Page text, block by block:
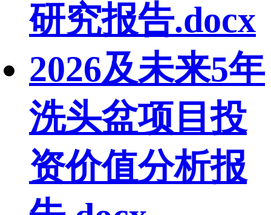
研究报告.docx
2026及未来5年
洗头盆项目投
资价值分析报